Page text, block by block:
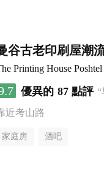
谷古老印刷屋潮
Printing House Poshtel
優異的 87 點評
近考山路
家庭房 酒吧